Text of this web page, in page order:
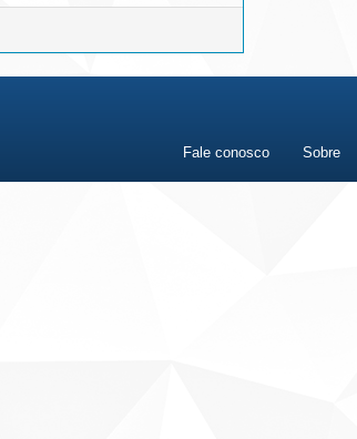
Fale conosco Sobre